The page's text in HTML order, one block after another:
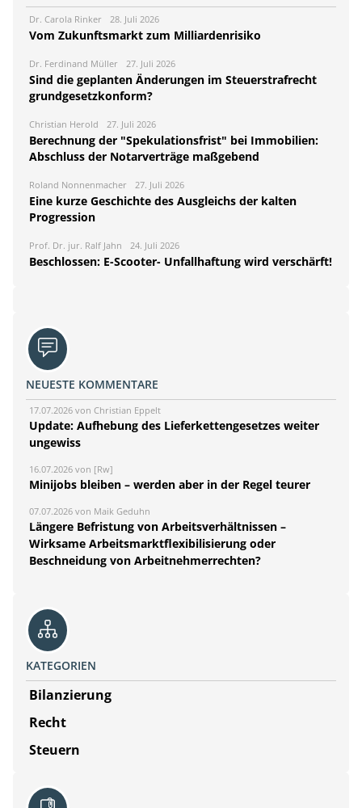
Dr. Carola Rinker 28. Juli 2026
Vom Zukunftsmarkt zum Milliardenrisiko
Dr. Ferdinand Müller 27. Juli 2026
Sind die geplanten Änderungen im Steuerstrafrecht
grundgesetzkonform?
Christian Herold 27. Juli 2026
Berechnung der "Spekulationsfrist" bei Immobilien:
Abschluss der Notarverträge maßgebend
Roland Nonnenmacher 27. Juli 2026
Eine kurze Geschichte des Ausgleichs der kalten
Progression
Prof. Dr. jur. Ralf Jahn 24. Juli 2026
Beschlossen: E-Scooter- Unfallhaftung wird verschärft!
NEUESTE KOMMENTARE
17.07.2026 von Christian Eppelt
Update: Aufhebung des Lieferkettengesetzes weiter
ungewiss
16.07.2026 von [Rw]
Minijobs bleiben – werden aber in der Regel teurer
07.07.2026 von Maik Geduhn
Längere Befristung von Arbeitsverhältnissen –
Wirksame Arbeitsmarktflexibilisierung oder
Beschneidung von Arbeitnehmerrechten?
KATEGORIEN
Bilanzierung
Recht
Steuern